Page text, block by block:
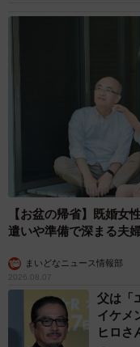
どうか奈良公園周辺では
地さん提供）
──奈良公園付近の鹿
うな今後の対応策や
「奈良公園付近の鹿
【お盆の帰省】既婚
遣いや準備で深まる夫
まいどなニュース情報部
2026.08.07
父は「
イケメ
ヒロさ